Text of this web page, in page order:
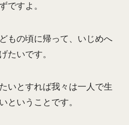
ですよ。
もの頃に帰って、いじめへ
たいです。
いとすれば我々は一人で生
ということです。